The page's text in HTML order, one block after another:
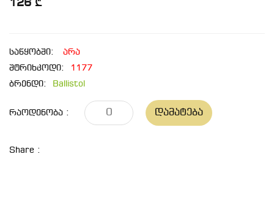
126 ₾
საწყობში:
არა
შტრიხკოდი:
1177
ბრენდი:
Ballistol
Რაოდენობა : Დამატება
Share :